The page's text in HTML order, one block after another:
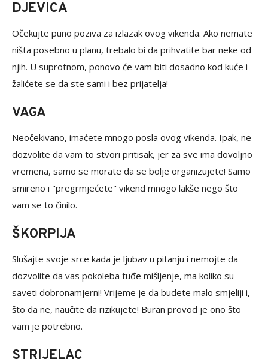
DJEVICA
Očekujte puno poziva za izlazak ovog vikenda. Ako nemate
ništa posebno u planu, trebalo bi da prihvatite bar neke od
njih. U suprotnom, ponovo će vam biti dosadno kod kuće i
žalićete se da ste sami i bez prijatelja!
VAGA
Neočekivano, imaćete mnogo posla ovog vikenda. Ipak, ne
dozvolite da vam to stvori pritisak, jer za sve ima dovoljno
vremena, samo se morate da se bolje organizujete! Samo
smireno i "pregrmjećete" vikend mnogo lakše nego što
vam se to činilo.
ŠKORPIJA
Slušajte svoje srce kada je ljubav u pitanju i nemojte da
dozvolite da vas pokoleba tuđe mišljenje, ma koliko su
saveti dobronamjerni! Vrijeme je da budete malo smjeliji i,
što da ne, naučite da rizikujete! Buran provod je ono što
vam je potrebno.
STRIJELAC